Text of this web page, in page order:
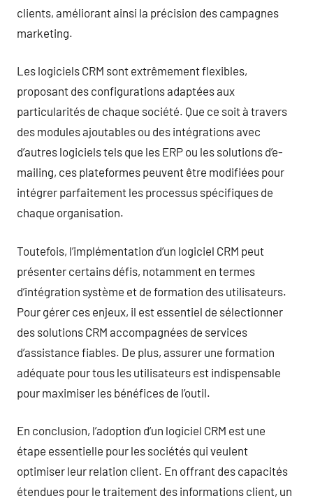
clients, améliorant ainsi la précision des campagnes
marketing.
Les logiciels CRM sont extrêmement flexibles,
proposant des configurations adaptées aux
particularités de chaque société. Que ce soit à travers
des modules ajoutables ou des intégrations avec
d’autres logiciels tels que les ERP ou les solutions d’e-
mailing, ces plateformes peuvent être modifiées pour
intégrer parfaitement les processus spécifiques de
chaque organisation.
Toutefois, l’implémentation d’un logiciel CRM peut
présenter certains défis, notamment en termes
d’intégration système et de formation des utilisateurs.
Pour gérer ces enjeux, il est essentiel de sélectionner
des solutions CRM accompagnées de services
d’assistance fiables. De plus, assurer une formation
adéquate pour tous les utilisateurs est indispensable
pour maximiser les bénéfices de l’outil.
En conclusion, l’adoption d’un logiciel CRM est une
étape essentielle pour les sociétés qui veulent
optimiser leur relation client. En offrant des capacités
étendues pour le traitement des informations client, un